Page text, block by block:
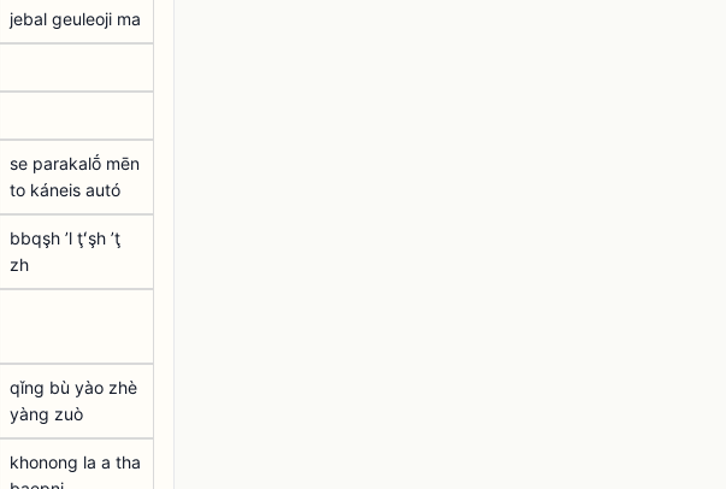
jebal geuleoji ma
se parakalṓ mēn
to káneis autó
bbqşh ʼl ţʻşh ʼţ
zh
qǐng bù yào zhè
yàng zuò
khonong la a tha